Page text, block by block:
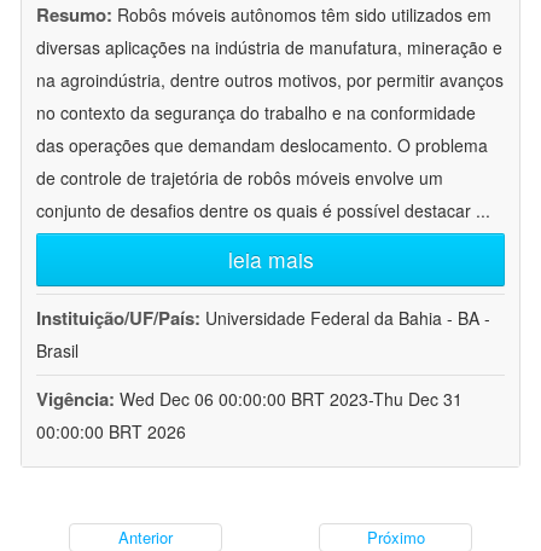
Resumo: Robôs móveis autônomos têm sido utilizados em
diversas aplicações na indústria de manufatura, mineração e
na agroindústria, dentre outros motivos, por permitir avanços
no contexto da segurança do trabalho e na conformidade
das operações que demandam deslocamento. O problema
de controle de trajetória de robôs móveis envolve um
conjunto de desafios dentre os quais é possível destacar ...
leia mais
Instituição/UF/País: Universidade Federal da Bahia - BA -
Brasil
Vigência: Wed Dec 06 00:00:00 BRT 2023-Thu Dec 31
00:00:00 BRT 2026
Anterior Próximo